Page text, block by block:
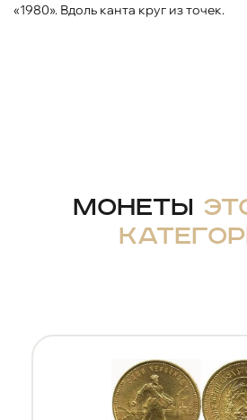
«1980». Вдоль канта круг из точек.
Монеты